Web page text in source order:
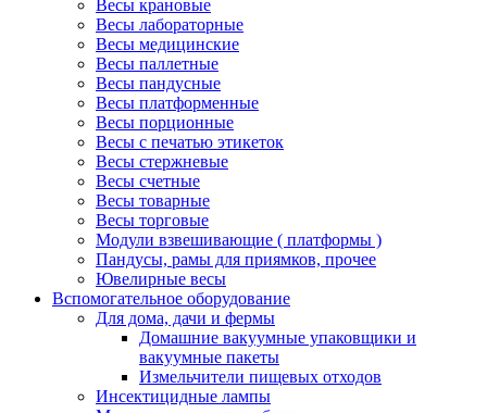
Весы крановые
Весы лабораторные
Весы медицинские
Весы паллетные
Весы пандусные
Весы платформенные
Весы порционные
Весы с печатью этикеток
Весы стержневые
Весы счетные
Весы товарные
Весы торговые
Модули взвешивающие ( платформы )
Пандусы, рамы для приямков, прочее
Ювелирные весы
Вспомогательное оборудование
Для дома, дачи и фермы
Домашние вакуумные упаковщики и
вакуумные пакеты
Измельчители пищевых отходов
Инсектицидные лампы